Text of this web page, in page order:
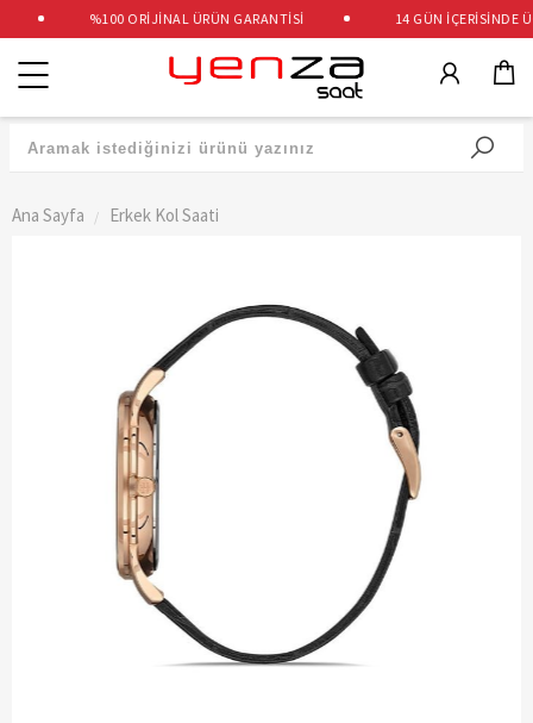
%100 ORİJİNAL ÜRÜN GARANTİSİ 14 GÜN İÇERİSİNDE
Kategoriler
Ana Sayfa Erkek Kol Saati